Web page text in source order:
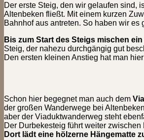
Der erste Steig, den wir gelaufen sind,
Altenbeken fließt. Mit einem kurzen
Bahnhof aus antreten. So haben wir es
Bis zum Start des Steigs mischen
Steig, der nahezu durchgängig gut
Den ersten kleinen Anstieg hat man
Schon hier begegnet man auch dem
der großen Wanderwege bei
aber der Viaduktwanderweg steht
Der Durbekesteig führt weiter
Dort lädt eine hölzerne Hängematte